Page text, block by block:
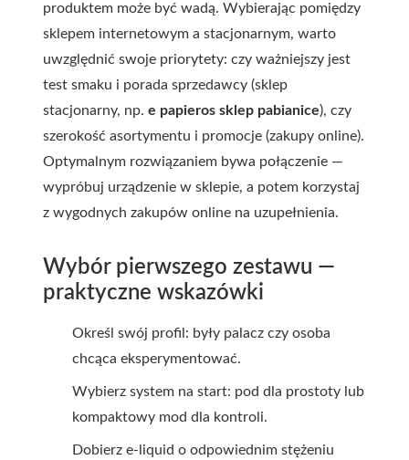
produktem może być wadą. Wybierając pomiędzy
sklepem internetowym a stacjonarnym, warto
uwzględnić swoje priorytety: czy ważniejszy jest
test smaku i porada sprzedawcy (sklep
stacjonarny, np. e papieros sklep pabianice), czy
szerokość asortymentu i promocje (zakupy online).
Optymalnym rozwiązaniem bywa połączenie —
wypróbuj urządzenie w sklepie, a potem korzystaj
z wygodnych zakupów online na uzupełnienia.
Wybór pierwszego zestawu —
praktyczne wskazówki
Określ swój profil: były palacz czy osoba
chcąca eksperymentować.
Wybierz system na start: pod dla prostoty lub
kompaktowy mod dla kontroli.
Dobierz e-liquid o odpowiednim stężeniu